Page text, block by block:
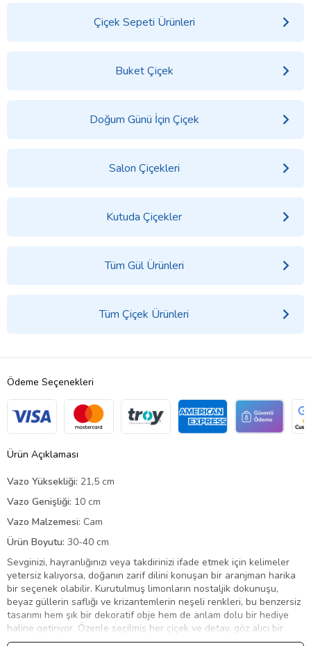
Çiçek Sepeti Ürünleri
Buket Çiçek
Doğum Günü İçin Çiçek
Salon Çiçekleri
Kutuda Çiçekler
Tüm Gül Ürünleri
Tüm Çiçek Ürünleri
Ödeme Seçenekleri
Ürün Açıklaması
Vazo Yüksekliği: 21,5 cm
Vazo Genişliği: 10 cm
Vazo Malzemesi: Cam
Ürün Boyutu: 30-40 cm
Sevginizi, hayranlığınızı veya takdirinizi ifade etmek için kelimeler
yetersiz kalıyorsa, doğanın zarif dilini konuşan bir aranjman harika
bir seçenek olabilir. Kurutulmuş limonların nostaljik dokunuşu,
beyaz güllerin saflığı ve krizantemlerin neşeli renkleri, bu benzersiz
tasarımı hem şık bir dekoratif obje hem de anlam dolu bir hediye
haline getiriyor. Özenle seçilmiş her çiçek ve detay, göz alıcı bir
çizgili cam sürahi vazoda bir araya gelerek hem zamansız hem de